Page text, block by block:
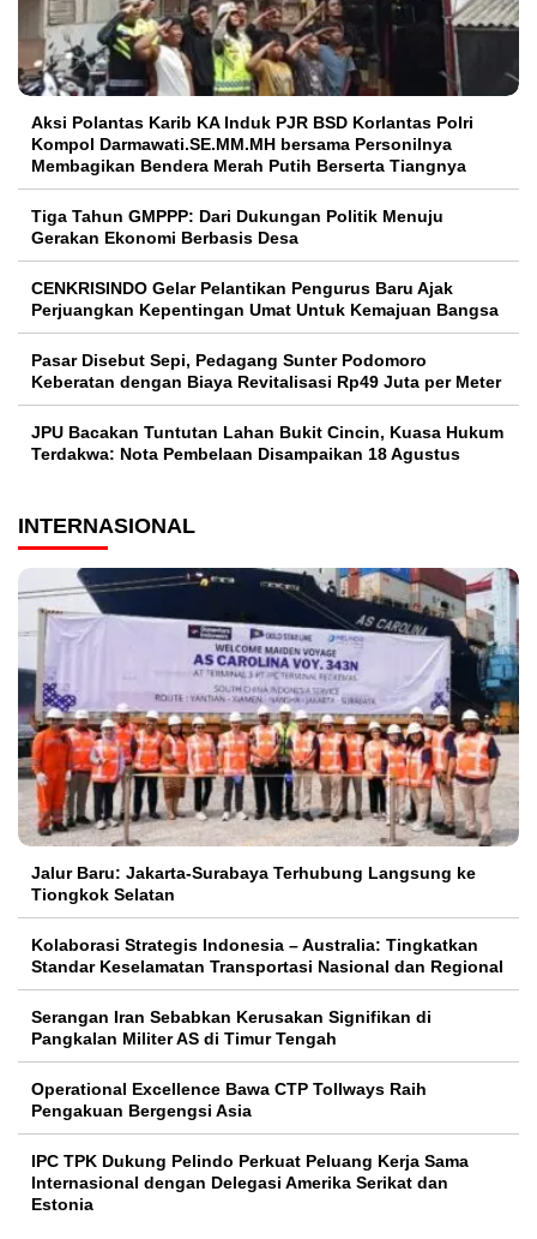
Aksi Polantas Karib KA Induk PJR BSD Korlantas Polri
Kompol Darmawati.SE.MM.MH bersama Personilnya
Membagikan Bendera Merah Putih Berserta Tiangnya
Tiga Tahun GMPPP: Dari Dukungan Politik Menuju
Gerakan Ekonomi Berbasis Desa
CENKRISINDO Gelar Pelantikan Pengurus Baru Ajak
Perjuangkan Kepentingan Umat Untuk Kemajuan Bangsa
Pasar Disebut Sepi, Pedagang Sunter Podomoro
Keberatan dengan Biaya Revitalisasi Rp49 Juta per Meter
JPU Bacakan Tuntutan Lahan Bukit Cincin, Kuasa Hukum
Terdakwa: Nota Pembelaan Disampaikan 18 Agustus
INTERNASIONAL
Jalur Baru: Jakarta-Surabaya Terhubung Langsung ke
Tiongkok Selatan
Kolaborasi Strategis Indonesia – Australia: Tingkatkan
Standar Keselamatan Transportasi Nasional dan Regional
Serangan Iran Sebabkan Kerusakan Signifikan di
Pangkalan Militer AS di Timur Tengah
Operational Excellence Bawa CTP Tollways Raih
Pengakuan Bergengsi Asia
IPC TPK Dukung Pelindo Perkuat Peluang Kerja Sama
Internasional dengan Delegasi Amerika Serikat dan
Estonia